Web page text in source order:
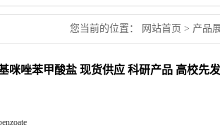
您当前的位置： 网站首页 > 产品
基-3-甲基咪唑苯甲酸盐 现货供应
咪唑苯甲酸盐 现货供应 科研产品 高校先